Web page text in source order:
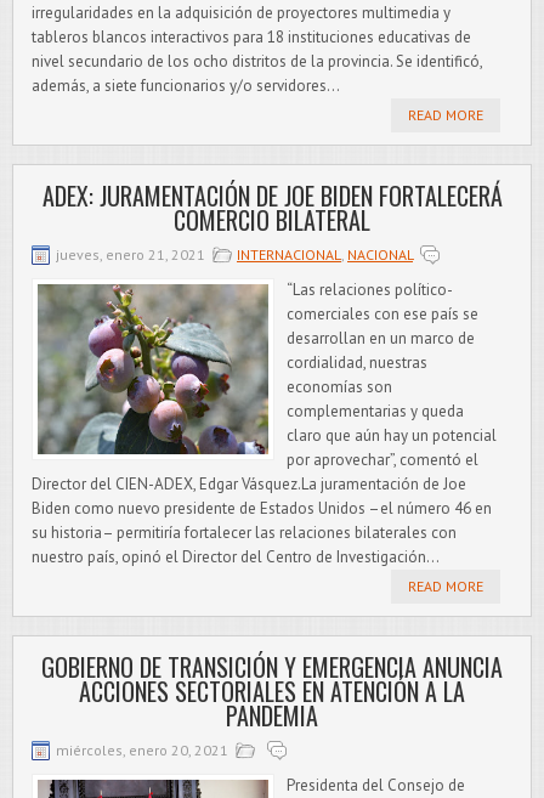
irregularidades en la adquisición de proyectores multimedia y
tableros blancos interactivos para 18 instituciones educativas de
nivel secundario de los ocho distritos de la provincia. Se identificó,
además, a siete funcionarios y/o servidores...
READ MORE
ADEX: JURAMENTACIÓN DE JOE BIDEN FORTALECERÁ
COMERCIO BILATERAL
jueves, enero 21, 2021 INTERNACIONAL, NACIONAL
“Las relaciones político-
comerciales con ese país se
desarrollan en un marco de
cordialidad, nuestras
economías son
complementarias y queda
claro que aún hay un potencial
por aprovechar”, comentó el
Director del CIEN-ADEX, Edgar Vásquez.La juramentación de Joe
Biden como nuevo presidente de Estados Unidos –el número 46 en
su historia– permitiría fortalecer las relaciones bilaterales con
nuestro país, opinó el Director del Centro de Investigación...
READ MORE
GOBIERNO DE TRANSICIÓN Y EMERGENCIA ANUNCIA
ACCIONES SECTORIALES EN ATENCIÓN A LA
PANDEMIA
miércoles, enero 20, 2021
Presidenta del Consejo de